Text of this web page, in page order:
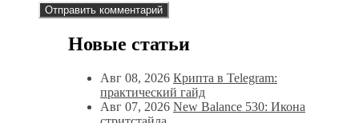
Новые статьи
Авг 08, 2026 Крипта в Telegram:
практический гайд
Авг 07, 2026 New Balance 530: Икона